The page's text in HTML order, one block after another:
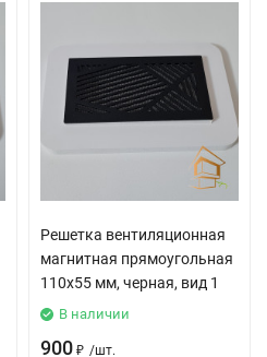
Решетка вентиляционная
магнитная прямоугольная
110х55 мм, черная, вид 1
В наличии
900 ₽ /шт.